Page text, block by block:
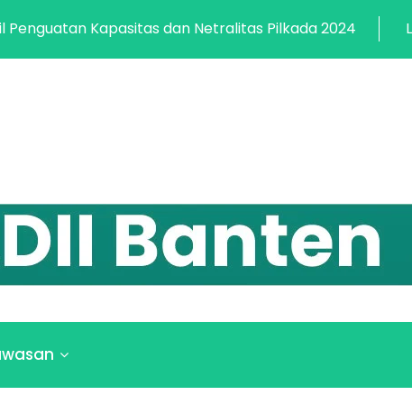
dan Netralitas Pilkada 2024 LDII Banten